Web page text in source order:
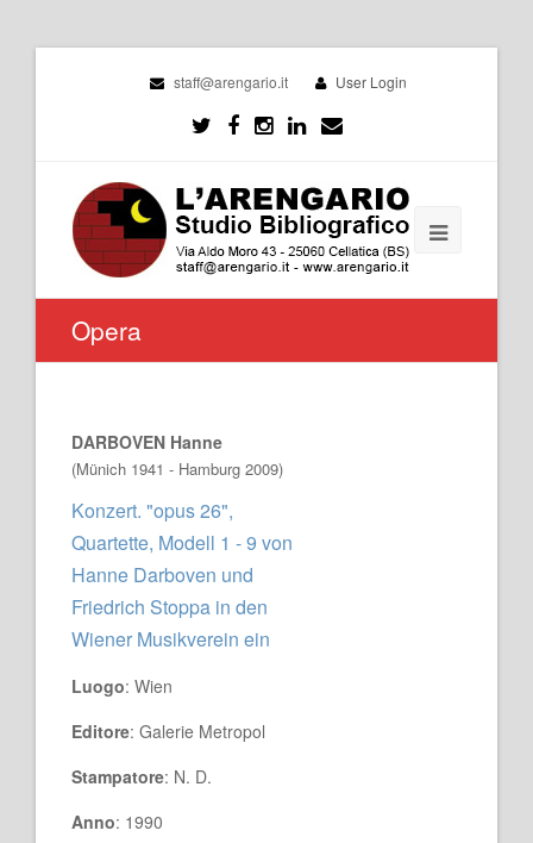
staff@arengario.it User Login
Opera
DARBOVEN Hanne
(Münich 1941 - Hamburg 2009)
Konzert. "opus 26",
Quartette, Modell 1 - 9 von
Hanne Darboven und
Friedrich Stoppa in den
Wiener Musikverein ein
Luogo: Wien
Editore: Galerie Metropol
Stampatore: N. D.
Anno: 1990